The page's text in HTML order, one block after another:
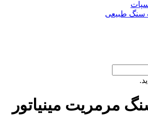
سنگ طبیعی
مرمریت مینیاتور